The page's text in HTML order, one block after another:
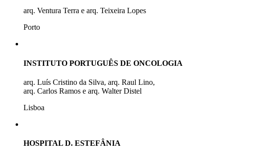
arq. Ventura Terra e arq. Teixeira Lopes
Porto
INSTITUTO PORTUGUÊS DE ONCOLOGIA
arq. Luís Cristino da Silva, arq. Raul Lino,
arq. Carlos Ramos e arq. Walter Distel
Lisboa
HOSPITAL D. ESTEFÂNIA